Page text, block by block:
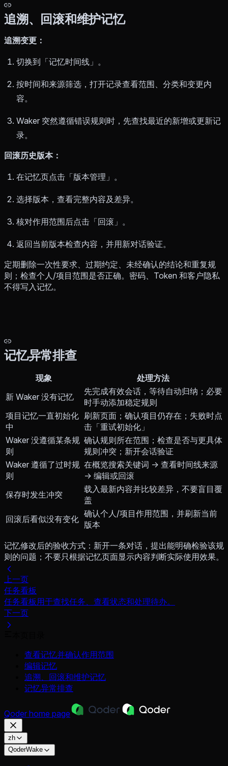
追溯、回滚和维护记忆
追溯变更：
切换到「记忆时间线」。
按时间和来源筛选，打开记录查看范围、分类和变更内
容。
Waker 突然遵循错误规则时，先查找最近的新增或更新记
录。
回滚历史版本：
在记忆页点击「版本管理」。
选择版本，查看完整内容及差异。
核对作用范围后点击「回滚」。
返回当前版本检查内容，并用新对话验证。
定期删除一次性要求、过期约定、未经确认的结论和重复规
则；检查个人/项目范围是否正确。密码、Token 和客户隐私
不得写入记忆。
记忆异常排查
现象
处理方法
新 Waker 没有记忆
先完成有效会话，等待自动归纳；必要
时手动添加稳定规则
项目记忆一直初始化
中
刷新页面；确认项目仍存在；失败时点
击「重试初始化」
Waker 没遵循某条规
则
确认规则所在范围；检查是否与更具体
规则冲突；新开会话验证
Waker 遵循了过时规
则
在概览搜索关键词 → 查看时间线来源
→ 编辑或回滚
保存时发生冲突
载入最新内容并比较差异，不要盲目覆
盖
回滚后看似没有变化
确认个人/项目作用范围，并刷新当前
版本
记忆修改后的验收方式：新开一条对话，提出能明确检验该规
则的问题；不要只根据记忆页面显示内容判断实际使用效果。
上一页
任务看板
任务看板用于查找任务、查看状态和处理待办。
下一页
查看记忆并确认作用范围
编辑记忆
追溯、回滚和维护记忆
记忆异常排查
Qoder home page
zh
QoderWake